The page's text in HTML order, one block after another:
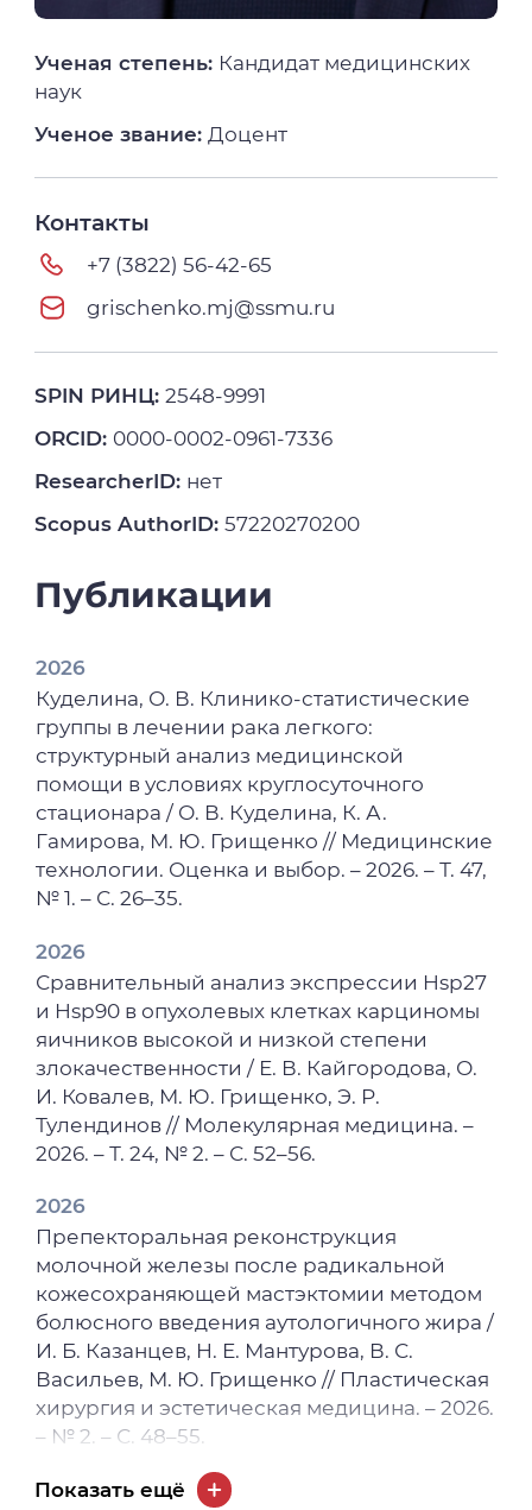
Ученая степень: Кандидат медицинских
наук
Ученое звание: Доцент
Контакты
+7 (3822) 56-42-65
grischenko.mj@ssmu.ru
SPIN РИНЦ:2548-9991
ORCID: 0000-0002-0961-7336
ResearcherID: нет
Scopus AuthorID:57220270200
Публикации
2026
Куделина, О. В. Клинико-статистические
группы в лечении рака легкого:
структурный анализ медицинской
помощи в условиях круглосуточного
стационара / О. В. Куделина, К. А.
Гамирова, М. Ю. Грищенко // Медицинские
технологии. Оценка и выбор. – 2026. – Т. 47,
№ 1. – С. 26–35.
2026
Сравнительный анализ экспрессии Hsp27
и Hsp90 в опухолевых клетках карциномы
яичников высокой и низкой степени
злокачественности / Е. В. Кайгородова, О.
И. Ковалев, М. Ю. Грищенко, Э. Р.
Тулендинов // Молекулярная медицина. –
2026. – Т. 24, № 2. – С. 52–56.
2026
Препекторальная реконструкция
молочной железы после радикальной
кожесохраняющей мастэктомии методом
болюсного введения аутологичного жира /
И. Б. Казанцев, Н. Е. Мантурова, В. С.
Васильев, М. Ю. Грищенко // Пластическая
хирургия и эстетическая медицина. – 2026.
– № 2. – С. 48–55.
2025
Показать ещё